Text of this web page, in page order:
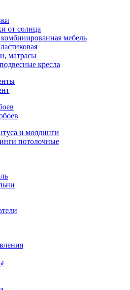
от солнца
мебель
матрасы
кресла
и молдинги
потолочные